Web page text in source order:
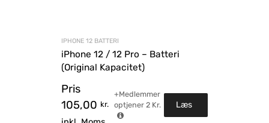
IPHONE 12 BATTERI
iPhone 12 / 12 Pro – Batteri
(Original Kapacitet)
Pris
105,00 kr.
+Medlemmer
optjener2 Kr. Læs